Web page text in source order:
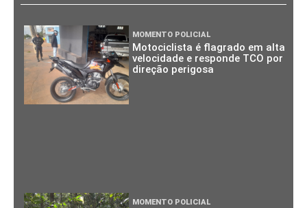
MOMENTO POLICIAL
Motociclista é flagrado em alta
velocidade e responde TCO por
direção perigosa
MOMENTO POLICIAL